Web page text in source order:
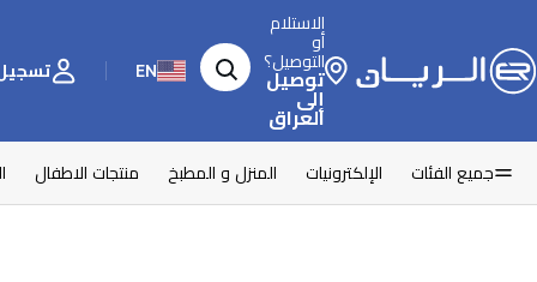
الاستلام
أو
التوصيل؟
توصيل
إلى
العراق
EN تسجيل
جميع الفئات الإلكترونيات المنزل و المطبخ منتجات الاطفال